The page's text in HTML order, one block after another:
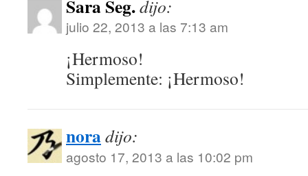
Sara Seg.dijo:
julio 22, 2013 a las 7:13 am
¡Hermoso!
Simplemente: ¡Hermoso!
noradijo:
agosto 17, 2013 a las 10:02 pm